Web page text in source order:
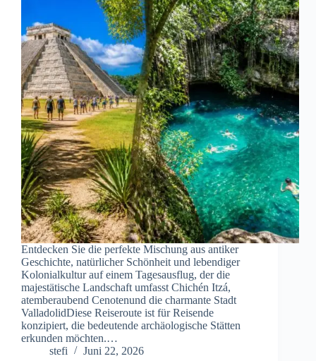
Entdecken Sie die perfekte Mischung aus antiker
Geschichte, natürlicher Schönheit und lebendiger
Kolonialkultur auf einem Tagesausflug, der die
majestätische Landschaft umfasst Chichén Itzá,
atemberaubend Cenotenund die charmante Stadt
ValladolidDiese Reiseroute ist für Reisende
konzipiert, die bedeutende archäologische Stätten
erkunden möchten.…
stefi
Juni 22, 2026